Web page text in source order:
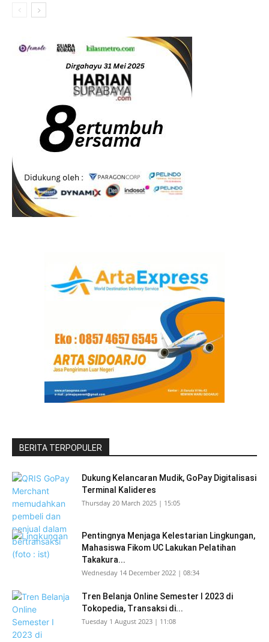
BERITA TERPOPULER
Dukung Kelancaran Mudik, GoPay Digitalisasi
Terminal Kalideres
Thursday 20 March 2025 | 15:05
Pentingnya Menjaga Kelestarian Lingkungan,
Mahasiswa Fikom UC Lakukan Pelatihan
Takakura...
Wednesday 14 December 2022 | 08:34
Tren Belanja Online Semester I 2023 di
Tokopedia, Transaksi di...
Tuesday 1 August 2023 | 11:08